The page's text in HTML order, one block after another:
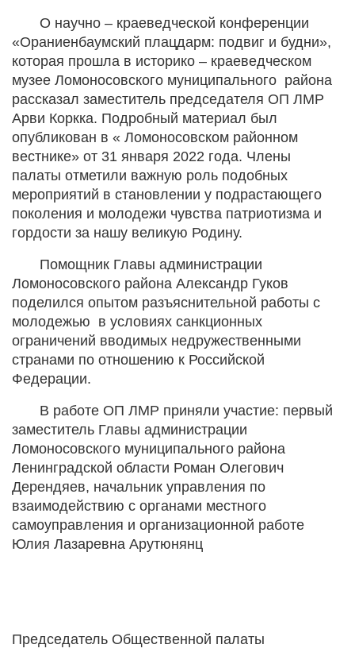
О научно – краеведческой конференции
«Ораниенбаумский плацдарм: подвиг и будни»,
которая прошла в историко – краеведческом
музее Ломоносовского муниципального района
рассказал заместитель председателя ОП ЛМР
Арви Коркка. Подробный материал был
опубликован в « Ломоносовском районном
вестнике» от 31 января 2022 года. Члены
палаты отметили важную роль подобных
мероприятий в становлении у подрастающего
поколения и молодежи чувства патриотизма и
гордости за нашу великую Родину.
Помощник Главы администрации
Ломоносовского района Александр Гуков
поделился опытом разъяснительной работы с
молодежью в условиях санкционных
ограничений вводимых недружественными
странами по отношению к Российской
Федерации.
В работе ОП ЛМР приняли участие: первый
заместитель Главы администрации
Ломоносовского муниципального района
Ленинградской области Роман Олегович
Дерендяев, начальник управления по
взаимодействию с органами местного
самоуправления и организационной работе
Юлия Лазаревна Арутюнянц
Председатель Общественной палаты